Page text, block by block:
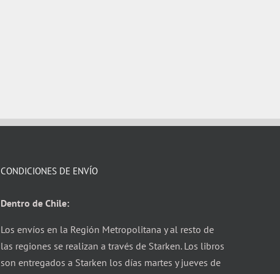
CONDICIONES DE ENVÍO
Dentro de Chile:
Los envíos en la Región Metropolitana y al resto de
las regiones se realizan a través de Starken. Los libros
son entregados a Starken los días martes y jueves de